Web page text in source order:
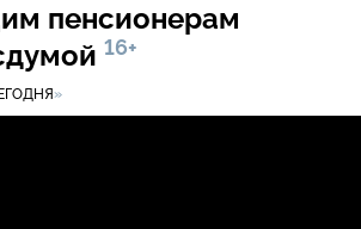
пенсионерам
16+
»